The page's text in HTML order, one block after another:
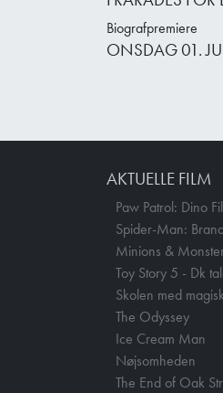
Biografpremiere
ONSDAG 01.
AKTUELLE FILM
Paw Patrol: Dino
Spider-Man:
Minions &
Toy Story 5 - Dk
Skolen med
The Odyssey
Ice Cream Man
Nøjsomheden
The End of Oak